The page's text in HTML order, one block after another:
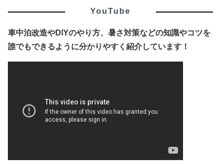
YouTube
車中泊改造やDIYのやり方、暑さ対策などの知識やコツを
誰でもできるように分かりやすく紹介しています！